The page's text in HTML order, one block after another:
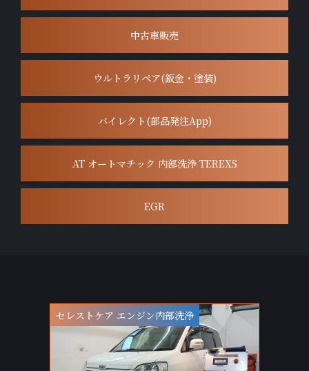
中古車販売
ウルトラリペア(鈑金・塗装)
バイレクト(部品発注App)
AT オートマチック 内部洗浄 TEREXS
EGR
セレストケア エンジン内部洗浄